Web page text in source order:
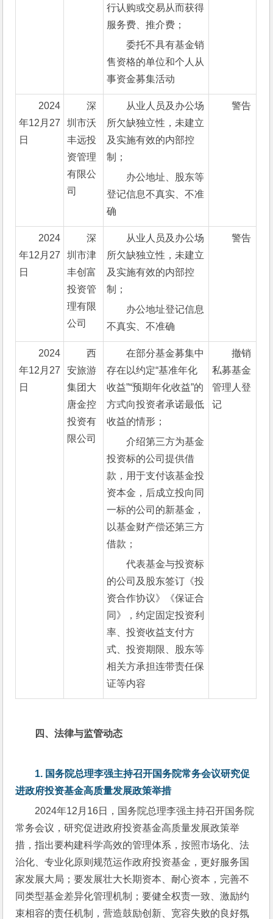
行认购或交易从而获得
服务费、推介费；
委托不具有基金销
售资格的单位和个人从
事资金募集活动
2024
年12月27
日
深
圳市沃
丰远投
资管理
有限公
司
从业人员及办公场
所欠缺独立性，未建立
及实施有效的内部控
制；
办公地址、股东等
登记信息不真实、不准
确
警告
2024
年12月27
日
深
圳市津
丰创富
投资管
理有限
公司
从业人员及办公场
所欠缺独立性，未建立
及实施有效的内部控
制；
办公地址登记信息
不真实、不准确
警告
2024
年12月27
日
西
安旅游
集团大
唐金控
投资有
限公司
在部分基金募集中
存在以约定“基准年化
收益”“预期年化收益”的
方式向投资者承诺最低
收益的情形；
介绍第三方为基金
投资标的公司提供借
款，用于支付该基金投
资本金，后成立投向同
一标的公司的新基金，
以基金财产偿还第三方
借款；
代表基金与投资标
的公司及股东签订《投
资合作协议》《保证合
同》，约定固定投资利
率、投资收益支付方
式、投资期限、股东等
相关方承担连带责任保
证等内容
撤销
私募基金
管理人登
记
四、法律与监管动态
1. 国务院总理李强主持召开国务院常务会议研究促
进政府投资基金高质量发展政策举措
2024年12月16日，国务院总理李强主持召开国务院
常务会议，研究促进政府投资基金高质量发展政策举
措，指出要构建科学高效的管理体系，按照市场化、法
治化、专业化原则规范运作政府投资基金，更好服务国
家发展大局；要发展壮大长期资本、耐心资本，完善不
同类型基金差异化管理机制；要健全权责一致、激励约
束相容的责任机制，营造鼓励创新、宽容失败的良好氛